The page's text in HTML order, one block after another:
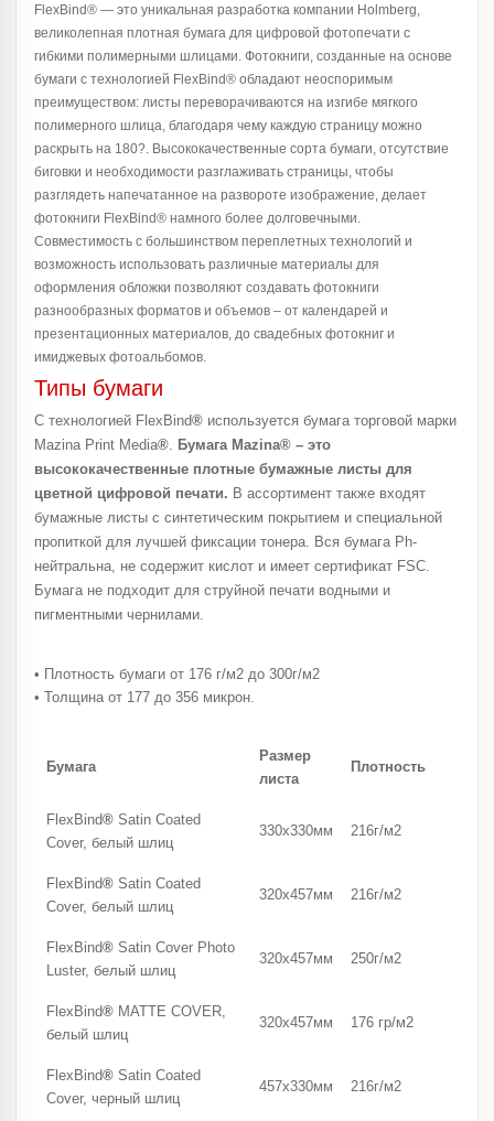
FlexBind® — это уникальная разработка компании Holmberg,
великолепная плотная бумага для цифровой фотопечати с
гибкими полимерными шлицами. Фотокниги, созданные на основе
бумаги с технологией FlexBind® обладают неоспоримым
преимуществом: листы переворачиваются на изгибе мягкого
полимерного шлица, благодаря чему каждую страницу можно
раскрыть на 180?. Высококачественные сорта бумаги, отсутствие
биговки и необходимости разглаживать страницы, чтобы
разглядеть напечатанное на развороте изображение, делает
фотокниги FlexBind® намного более долговечными.
Совместимость с большинством переплетных технологий и
возможность использовать различные материалы для
оформления обложки позволяют создавать фотокниги
разнообразных форматов и объемов – от календарей и
презентационных материалов, до свадебных фотокниг и
имиджевых фотоальбомов.
Типы бумаги
С технологией FlexBind® используется бумага торговой марки
Mazina Print Media®. Бумага Mazina® – это
высококачественные плотные бумажные листы для
цветной цифровой печати. В ассортимент также входят
бумажные листы с синтетическим покрытием и специальной
пропиткой для лучшей фиксации тонера. Вся бумага Ph-
нейтральна, не содержит кислот и имеет сертификат FSC.
Бумага не подходит для струйной печати водными и
пигментными чернилами.
• Плотность бумаги от 176 г/м2 до 300г/м2
• Толщина от 177 до 356 микрон.
Бумага
Размер
листа
Плотность
FlexBind® Satin Coated
Cover, белый шлиц
330х330мм 216г/м2
FlexBind® Satin Coated
Cover, белый шлиц
320х457мм 216г/м2
FlexBind® Satin Cover Photo
Luster, белый шлиц
320х457мм 250г/м2
FlexBind® MATTE COVER,
белый шлиц
320х457мм 176 гр/м2
FlexBind® Satin Coated
Cover, черный шлиц
457х330мм 216г/м2